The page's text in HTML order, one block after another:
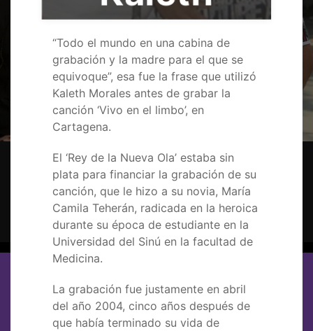
Samuel Morales causa sensación en las
redes sociales, ¿canta igual que su papá
Kaleth Morales?
“Todo el mundo en una cabina de
grabación y la madre para el que se
equivoque”, esa fue la frase que utilizó
Kaleth Morales antes de grabar la
canción ‘Vivo en el limbo’, en
Cartagena.
El ‘Rey de la Nueva Ola’ estaba sin
plata para financiar la grabación de su
canción, que le hizo a su novia, María
Camila Teherán, radicada en la heroica
durante su época de estudiante en la
Universidad del Sinú en la facultad de
Medicina.
La grabación fue justamente en abril
del año 2004, cinco años después de
que había terminado su vida de